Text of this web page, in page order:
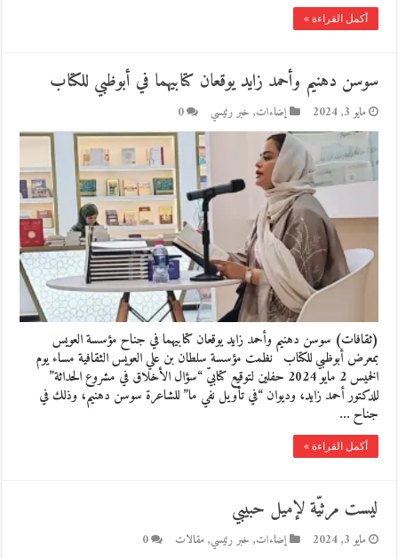
أكمل القراءة »
سوسن دهنيم وأحمد زايد يوقعان كتابيهما في أبوظبي للكتاب
مايو 3, 2024 إضاءات, خبر رئيسي 0
(ثقافات) سوسن دهنيم وأحمد زايد يوقعان كتابيهما في جناح مؤسسة العويس
بمعرض أبوظبي للكتاب نظمت مؤسسة سلطان بن علي العويس الثقافية مساء يوم
الخميس 2 مايو 2024 حفلين لتوقيع كتابيّ “سؤال الأخلاق في مشروع الحداثة”
للدكتور أحمد زايد، وديوان “في تأويل نفي ما” للشاعرة سوسن دهنيم، وذلك في
جناح …
أكمل القراءة »
ليست مرثيّة لإميل حبيبي
مايو 3, 2024 إضاءات, خبر رئيسي, مقالات 0